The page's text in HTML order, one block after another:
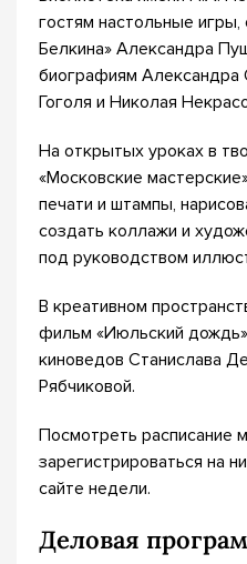
гостям настольные
Белкина» Александра
биографиям Александра
Гоголя и Николая
На открытых уроках в
«Московские
печати и штампы,
создать коллажи и
под руководством
В креативном
фильм «Июльский
киноведов Станислава
Рябчиковой.
Посмотреть расписание
зарегистрироваться на
сайте недели.
Деловая